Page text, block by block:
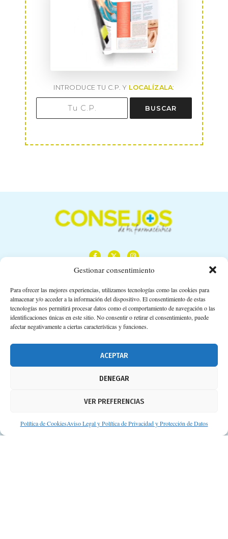
Gestionar consentimiento
Para ofrecer las mejores experiencias, utilizamos tecnologías como las cookies para
almacenar y/o acceder a la información del dispositivo. El consentimiento de estas
tecnologías nos permitirá procesar datos como el comportamiento de navegación o las
identificaciones únicas en este sitio. No consentir o retirar el consentimiento, puede
afectar negativamente a ciertas características y funciones.
ACEPTAR
DENEGAR
VER PREFERENCIAS
Política de CookiesAviso Legal y Política de Privacidad y Protección de Datos
INTRODUCE TU C.P. Y LOCALÍZALA:
BUSCAR
Calle Camino de los Descubrimientos, 11,
Planta 3ª 41092 – Sevilla
674 02 62 03
Aviso legal
Protección de datos personales
Suscripción a Newsletter